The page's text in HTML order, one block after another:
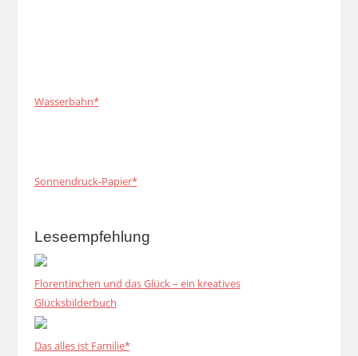
Wasserbahn*
Sonnendruck-Papier*
Leseempfehlung
Florentinchen und das Glück – ein kreatives
Glücksbilderbuch
Das alles ist Familie*